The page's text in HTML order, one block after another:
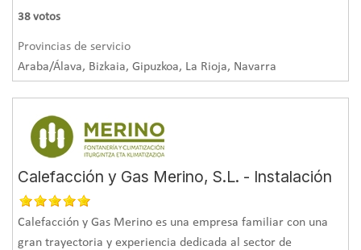
38 votos
Provincias de servicio
Araba/Álava, Bizkaia, Gipuzkoa, La Rioja, Navarra
Calefacción y Gas Merino, S.L. - Instalación
Calefacción y Gas Merino es una empresa familiar con una
gran trayectoria y experiencia dedicada al sector de